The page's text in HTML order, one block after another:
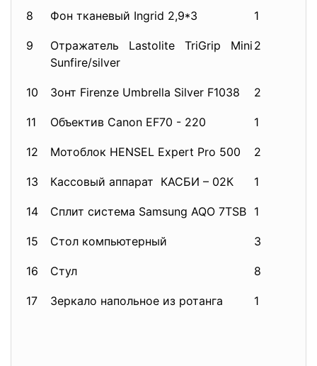
8 Фон тканевый Ingrid 2,9*3 1
9
Отражатель Lastolite TriGrip Mini
Sunfire/silver
2
10 Зонт Firenze Umbrella Silver F1038 2
11 Объектив Canon EF70 - 220 1
12 Мотоблок HENSEL Expert Pro 500 2
13 Кассовый аппарат КАСБИ – 02К 1
14 Сплит система Samsung AQO 7TSB 1
15 Стол компьютерный 3
16 Стул 8
17 Зеркало напольное из ротанга 1